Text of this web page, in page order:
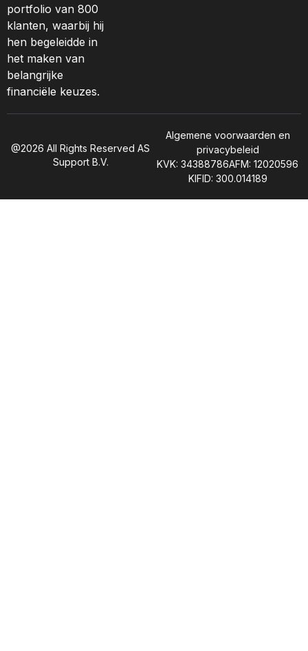
portfolio van 800
klanten, waarbij hij
hen begeleidde in
het maken van
belangrijke
financiële keuzes.
@2026 All Rights Reserved AS
Support B.V.
Algemene voorwaarden en
privacybeleid
KVK: 34388786AFM: 12020596
KIFID: 300.014189